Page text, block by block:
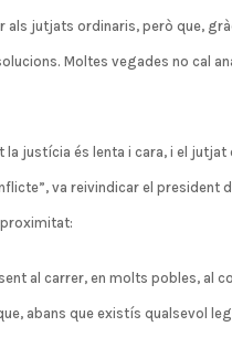
jutjats ordinaris, però que,
Moltes vegades no cal
justícia és lenta i cara, i el
va reivindicar el president
al carrer, en molts pobles, al
abans que existís qualsevol